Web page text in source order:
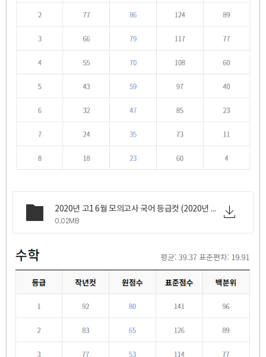
2020년 고1 6월 모의고사 국어 등급컷 (2020년 6월 18일 목요일 시행).png
0.02MB